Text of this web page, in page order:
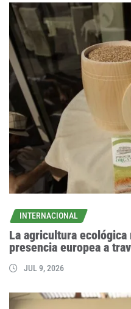
INTERNACIONAL
La agricultura ecológica
presencia europea a
JUL 9, 2026